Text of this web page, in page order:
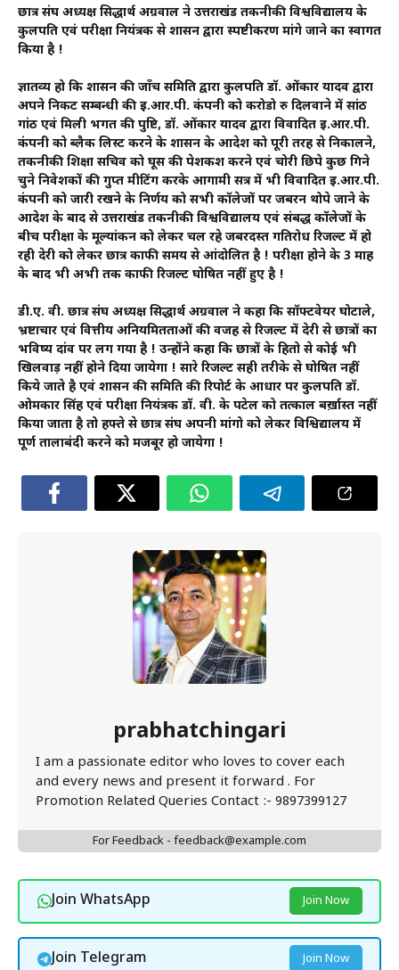
छात्र संघ अध्यक्ष सिद्धार्थ अग्रवाल ने उत्तराखंड तकनीकी विश्वविद्यालय के
कुलपति एवं परीक्षा नियंत्रक से शासन द्वारा स्पष्टीकरण मांगे जाने का स्वागत
किया है !
ज्ञातव्य हो कि शासन की जाँच समिति द्वारा कुलपति डॉ. ओंकार यादव द्वारा
अपने निकट सम्बन्धी की इ.आर.पी. कंपनी को करोडो रु दिलवाने में सांठ
गांठ एवं मिली भगत की पुष्टि, डॉ. ओंकार यादव द्वारा विवादित इ.आर.पी.
कंपनी को ब्लैक लिस्ट करने के शासन के आदेश को पूरी तरह से निकालने,
तकनीकी शिक्षा सचिव को घूस की पेशकश करने एवं चोरी छिपे कुछ गिने
चुने निवेशकों की गुप्त मीटिंग करके आगामी सत्र में भी विवादित इ.आर.पी.
कंपनी को जारी रखने के निर्णय को सभी कॉलेजों पर जबरन थोपे जाने के
आदेश के बाद से उत्तराखंड तकनीकी विश्वविद्यालय एवं संबद्ध कॉलेजों के
बीच परीक्षा के मूल्यांकन को लेकर चल रहे जबरदस्त गतिरोध रिजल्ट में हो
रही देरी को लेकर छात्र काफी समय से आंदोलित है ! परीक्षा होने के 3 माह
के बाद भी अभी तक काफी रिजल्ट घोषित नहीं हुए है !
डी.ए. वी. छात्र संघ अध्यक्ष सिद्धार्थ अग्रवाल ने कहा कि सॉफ्टवेयर घोटाले,
भ्रष्टाचार एवं वित्तीय अनियमितताओं की वजह से रिजल्ट में देरी से छात्रों का
भविष्य दांव पर लग गया है ! उन्होंने कहा कि छात्रों के हितो से कोई भी
खिलवाड़ नहीं होने दिया जायेगा ! सारे रिजल्ट सही तरीके से घोषित नहीं
किये जाते है एवं शासन की समिति की रिपोर्ट के आधार पर कुलपति डॉ.
ओमकार सिंह एवं परीक्षा नियंत्रक डॉ. वी. के पटेल को तत्काल बर्ख़ास्त नहीं
किया जाता है तो हफ्ते से छात्र संघ अपनी मांगो को लेकर विश्विद्यालय में
पूर्ण तालाबंदी करने को मजबूर हो जायेगा !
prabhatchingari
I am a passionate editor who loves to cover each
and every news and present it forward . For
Promotion Related Queries Contact :- 9897399127
For Feedback - feedback@example.com
Join WhatsApp Join Now
Join Telegram Join Now